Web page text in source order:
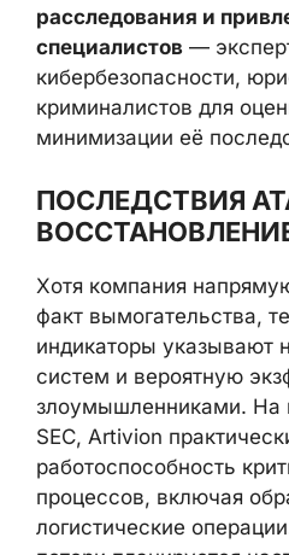
расследования и
специалистов —
кибербезопасности,
криминалистов для
минимизации её
ПОСЛЕДСТВИЯ
Хотя компания
факт вымогательства,
индикаторы указывают
систем и вероятную
злоумышленниками. На
SEC, Artivion
работоспособность
процессов, включая
логистические